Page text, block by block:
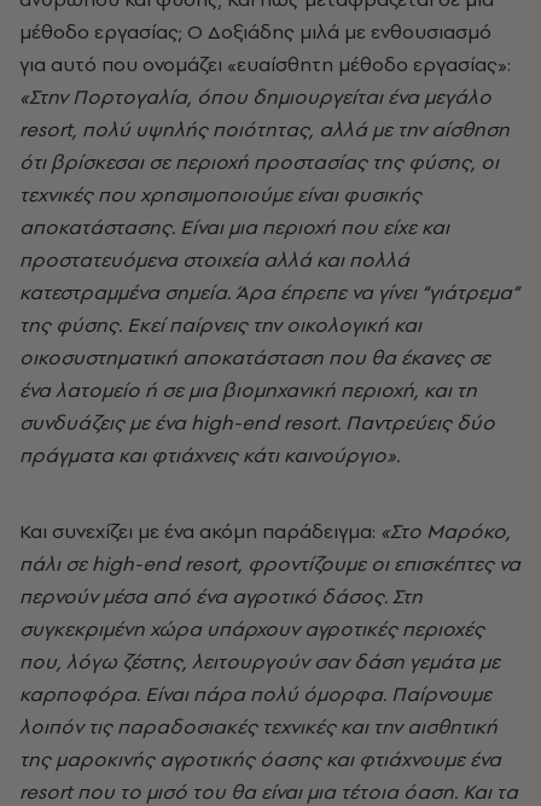
μέθοδο εργασίας; Ο Δοξιάδης μιλά με ενθουσιασμό
για αυτό που ονομάζει «ευαίσθητη μέθοδο εργασίας»:
«Στην Πορτογαλία, όπου δημιουργείται ένα μεγάλο
resort, πολύ υψηλής ποιότητας, αλλά με την αίσθηση
ότι βρίσκεσαι σε περιοχή προστασίας της φύσης, οι
τεχνικές που χρησιμοποιούμε είναι φυσικής
αποκατάστασης. Είναι μια περιοχή που είχε και
προστατευόμενα στοιχεία αλλά και πολλά
κατεστραμμένα σημεία. Άρα έπρεπε να γίνει “γιάτρεμα”
της φύσης. Εκεί παίρνεις την οικολογική και
οικοσυστηματική αποκατάσταση που θα έκανες σε
ένα λατομείο ή σε μια βιομηχανική περιοχή, και τη
συνδυάζεις με ένα high-end resort. Παντρεύεις δύο
πράγματα και φτιάχνεις κάτι καινούργιο».
Και συνεχίζει με ένα ακόμη παράδειγμα: «Στο Μαρόκο,
πάλι σε high-end resort, φροντίζουμε οι επισκέπτες να
περνούν μέσα από ένα αγροτικό δάσος. Στη
συγκεκριμένη χώρα υπάρχουν αγροτικές περιοχές
που, λόγω ζέστης, λειτουργούν σαν δάση γεμάτα με
καρποφόρα. Είναι πάρα πολύ όμορφα. Παίρνουμε
λοιπόν τις παραδοσιακές τεχνικές και την αισθητική
της μαροκινής αγροτικής όασης και φτιάχνουμε ένα
resort που το μισό του θα είναι μια τέτοια όαση. Και τα